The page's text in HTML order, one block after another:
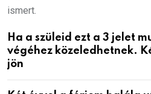
ismert.
Ha a szüleid ezt a 3 jelet
végéhez közeledhetnek.
jön